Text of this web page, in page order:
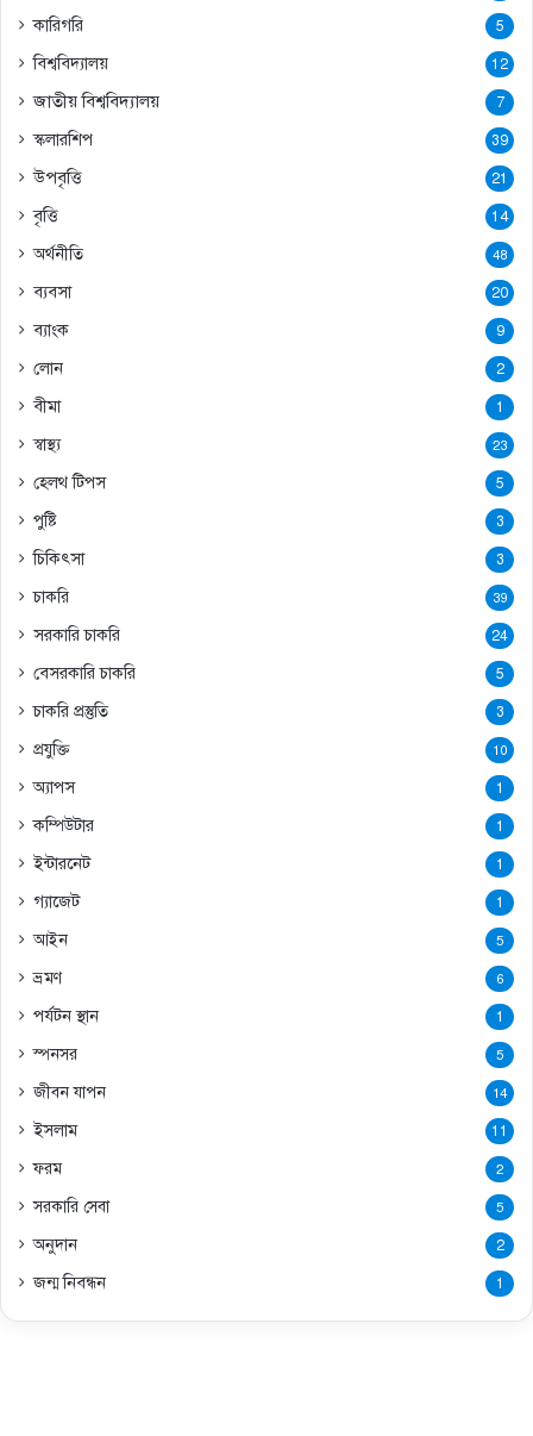
কারিগরি 5
বিশ্ববিদ্যালয় 12
জাতীয় বিশ্ববিদ্যালয় 7
স্কলারশিপ 39
উপবৃত্তি 21
বৃত্তি 14
অর্থনীতি 48
ব্যবসা 20
ব্যাংক 9
লোন 2
বীমা 1
স্বাস্থ্য 23
হেলথ টিপস 5
পুষ্টি 3
চিকিৎসা 3
চাকরি 39
সরকারি চাকরি 24
বেসরকারি চাকরি 5
চাকরি প্রস্তুতি 3
প্রযুক্তি 10
অ্যাপস 1
কম্পিউটার 1
ইন্টারনেট 1
গ্যাজেট 1
আইন 5
ভ্রমণ 6
পর্যটন স্থান 1
স্পনসর 5
জীবন যাপন 14
ইসলাম 11
ফরম 2
সরকারি সেবা 5
অনুদান 2
জন্ম নিবন্ধন 1